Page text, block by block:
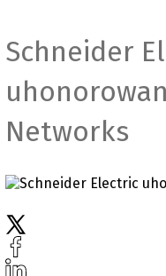
Schneider
Networks